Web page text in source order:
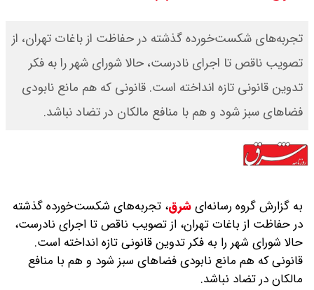
شنبه ۱۷ مرداد ۱۴۰۵ / قیمت دنا چند ؟
+ جدول
شاخص بورس امروز شنبه ۱۷ مرداد
۱۴۰۵ / شاخص افزایشی شد + تحلیل
تجربه‌های شکست‌خورده گذشته در حفاظت از باغات تهران، از
تصویب ناقص تا اجرای نادرست، حالا شورای شهر را به فکر
تدوین قانونی تازه انداخته است. قانونی که هم مانع نابودی
فضاهای سبز شود و هم با منافع مالکان در تضاد نباشد.
به گزارش گروه رسانه‌ایشرق، تجربه‌های شکست‌خورده گذشته
در حفاظت از باغات تهران، از تصویب ناقص تا اجرای نادرست،
حالا شورای شهر را به فکر تدوین قانونی تازه انداخته است.
قانونی که هم مانع نابودی فضاهای سبز شود و هم با منافع
مالکان در تضاد نباشد.